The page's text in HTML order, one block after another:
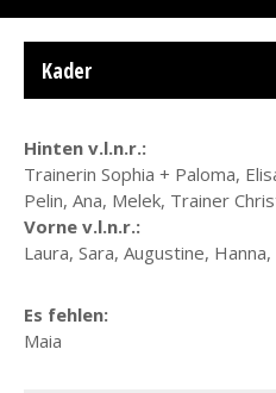
Kader
Hinten v.l.n.r.:
Trainerin Sophia + Paloma,
Pelin, Ana, Melek, Trainer
Vorne v.l.n.r.:
Laura, Sara, Augustine,
Es fehlen:
Maia